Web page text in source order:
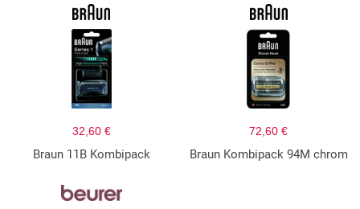
32,60 €
Braun 11B Kombipack
72,60 €
Braun Kombipack 94M chrom